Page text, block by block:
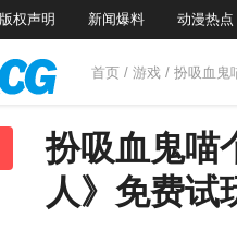
版权声明 新闻爆料 动漫热点
首页 / 游戏 / 扮吸血鬼
扮吸血鬼喵
人》免费试